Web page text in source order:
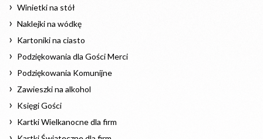
Winietki na stół
Naklejki na wódkę
Kartoniki na ciasto
Podziękowania dla Gości Merci
Podziękowania Komunijne
Zawieszki na alkohol
Księgi Gości
Kartki Wielkanocne dla firm